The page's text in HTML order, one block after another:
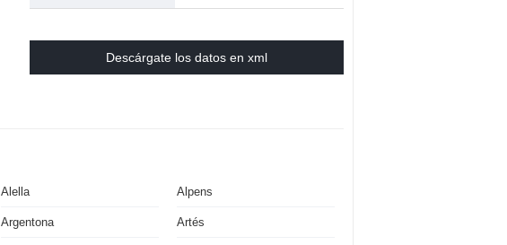
Descárgate los datos en xml
Alella Alpens
Argentona Artés